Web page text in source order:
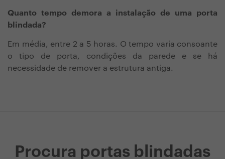
Quanto tempo demora a instalação de uma porta
blindada?
Em média, entre 2 a 5 horas. O tempo varia consoante
o tipo de porta, condições da parede e se há
necessidade de remover a estrutura antiga.
Procura portas blindadas